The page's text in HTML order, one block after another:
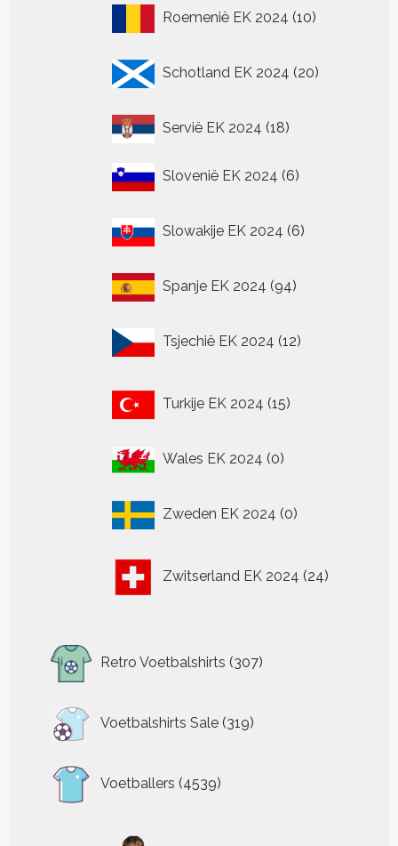
Roemenië EK 2024 1010
Schotland EK 2024 20
producten
Servië EK 2024 1818
Slovenië EK 2024 66
Slowakije EK 2024 6
producten
Spanje EK 2024 9494
Tsjechië EK 2024 12
producten
Turkije EK 2024 15
producten
Wales EK 2024 00
Zweden EK 2024 0
producten
Zwitserland EK 2024 24
producten
Retro Voetbalshirts 307
producten
Voetbalshirts Sale 319
319
producten
Voetballers 4539
producten